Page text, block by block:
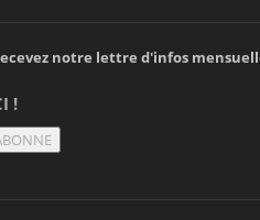
notre lettre d'infos
!